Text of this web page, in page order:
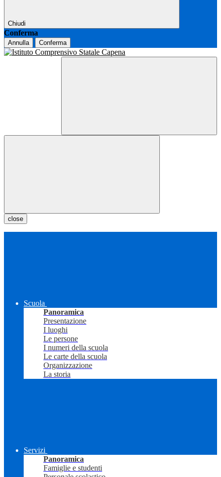
Chiudi
Conferma
Annulla Conferma
close
Scuola
Panoramica
Presentazione
I luoghi
Le persone
I numeri della scuola
Le carte della scuola
Organizzazione
La storia
Servizi
Panoramica
Famiglie e studenti